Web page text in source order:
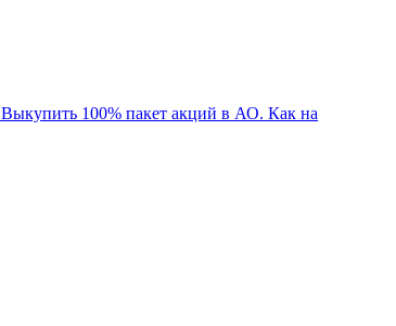
Выкупить 100% пакет акций в АО. Как на